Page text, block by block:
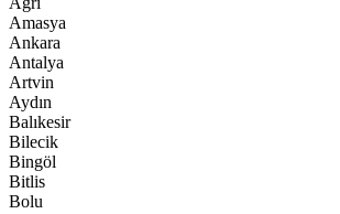
Amasya
Ankara
Antalya
Artvin
Aydın
Balıkesir
Bilecik
Bingöl
Bitlis
Bolu